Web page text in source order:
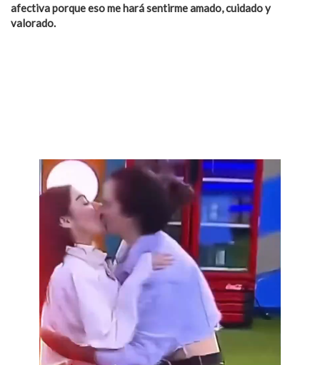
afectiva porque eso me hará sentirme amado, cuidado y
valorado.